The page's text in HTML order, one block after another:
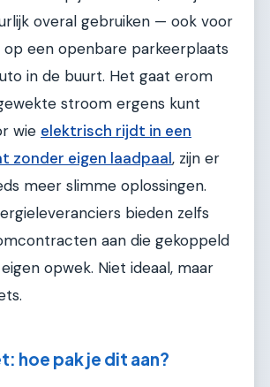
overal gebruiken — ook voor
op een openbare parkeerplaats
in de buurt. Het gaat erom
stroom ergens kunt
wie elektrisch rijdt in een
zonder eigen laadpaal, zijn er
meer slimme oplossingen.
bieden zelfs
aan die gekoppeld
opwek. Niet ideaal, maar
hoe pak je dit aan?